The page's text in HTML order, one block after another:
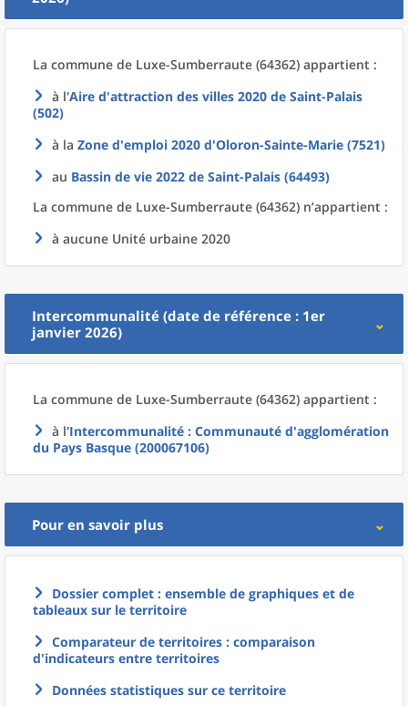
La commune de Luxe-Sumberraute (64362) appartient :
à l'Aire d'attraction des villes 2020 de Saint-Palais
(502)
à la Zone d'emploi 2020 d'Oloron-Sainte-Marie (7521)
au Bassin de vie 2022 de Saint-Palais (64493)
La commune de Luxe-Sumberraute (64362) n’appartient :
à aucune Unité urbaine 2020
Intercommunalité (date de référence : 1er
janvier 2026)
La commune de Luxe-Sumberraute (64362) appartient :
à l'Intercommunalité : Communauté d'agglomération
du Pays Basque (200067106)
Pour en savoir plus
Dossier complet : ensemble de graphiques et de
tableaux sur le territoire
Comparateur de territoires : comparaison
d'indicateurs entre territoires
Données statistiques sur ce territoire